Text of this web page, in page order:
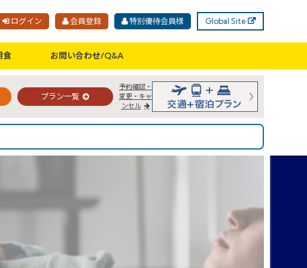
ログイン 会員登録 特別優待会員様 Global Site
食 お問い合わせ/Q&A
プラン一覧
予約確認・
変更・キャ
ンセル
ム